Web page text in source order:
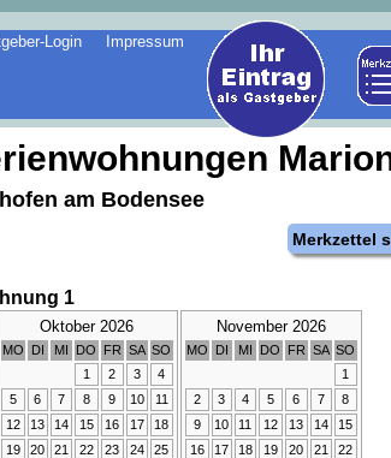
am Bodensee
1
Oktober 2026
MO DI MI DO FR SA SO
1
2 3
4
5
6 7 8 9 10
11
12
13 14 15 16 17
18
19
20 21 22 23 24
25
November 2026
MO DI MI DO FR SA SO
1
2
3 4 5 6 7
8
9
10 11 12 13 14
15
16
17 18 19 20 21
22
Merkzettel
Login Impressum